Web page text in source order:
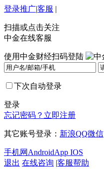
登录推广|客服 |
扫描或点击关注
中金在线客服
使用中金财经扫码登陆
下次自动登录
登录
忘记密码？ 立即注册
其它账号登录： 新浪QQ微信
手机网 AndroidApp IOS
退出 在线咨询 |客服帮助